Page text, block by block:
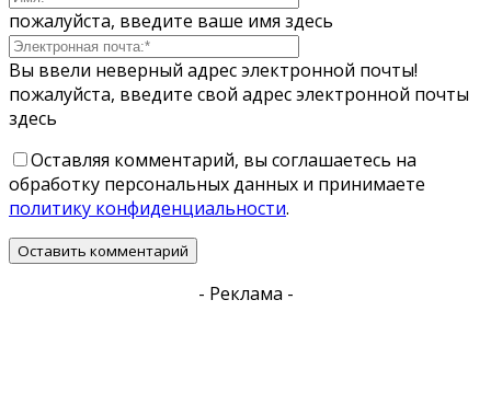
пожалуйста, введите ваше имя здесь
Вы ввели неверный адрес электронной почты!
пожалуйста, введите свой адрес электронной почты
здесь
Оставляя комментарий, вы соглашаетесь на
обработку персональных данных и принимаете
политику конфиденциальности.
- Реклама -